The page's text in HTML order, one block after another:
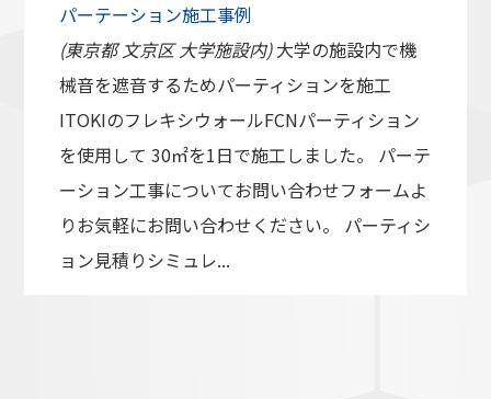
パーテーション施工事例
(東京都 文京区 大学施設内)大学の施設内で機
械音を遮音するためパーティションを施工
ITOKIのフレキシウォールFCNパーティション
を使用して 30㎡を1日で施工しました。 パーテ
ーション工事についてお問い合わせフォームよ
りお気軽にお問い合わせください。 パーティシ
ョン見積りシミュレ...